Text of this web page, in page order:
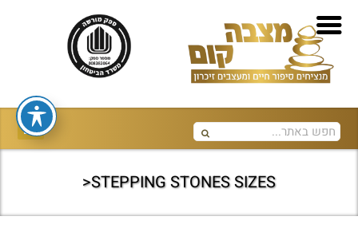
STEPPING STONES SIZES<